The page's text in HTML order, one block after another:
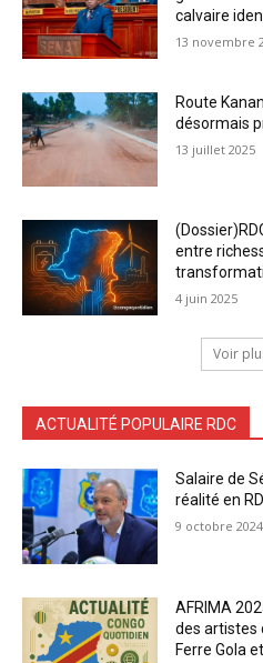
calvaire
13 novembre
Route
désormais
13 juillet 2025
entre
4 juin 2025
Voir
ACTUALITÉ POPULAIRE RDC
Salaire de
réalité en
9 octobre 2024
AFRIMA
des artistes
Ferre Gola